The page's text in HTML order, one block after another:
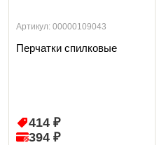
Артикул: 00000109043
Перчатки спилковые
414 ₽
394 ₽